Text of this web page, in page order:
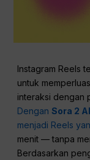
Instagram Reels
untuk
interaksi dengan
DenganSora 2 AI
menjadi Reels
menit — tanpa
Berdasarkan